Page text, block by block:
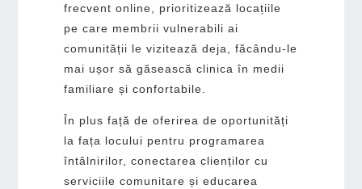
frecvent online, prioritizează locațiile
pe care membrii vulnerabili ai
comunității le vizitează deja, făcându-le
mai ușor să găsească clinica în medii
familiare și confortabile.
În plus față de oferirea de oportunități
la fața locului pentru programarea
întâlnirilor, conectarea clienților cu
serviciile comunitare și educarea